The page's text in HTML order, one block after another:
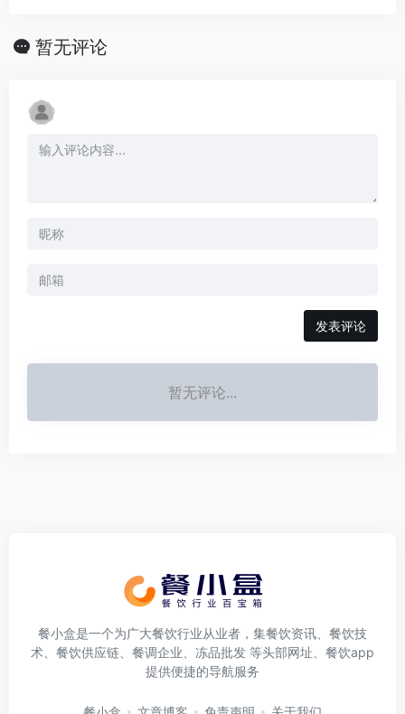
暂无评论
发表评论
暂无评论...
餐小盒是一个为广大餐饮行业从业者，集餐饮资讯、餐饮技
术、餐饮供应链、餐调企业、冻品批发 等头部网址、餐饮app
提供便捷的导航服务